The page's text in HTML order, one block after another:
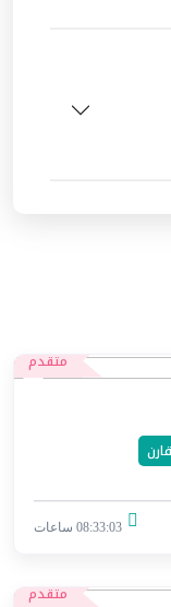
متقدم
قارن
08:33:03 ساعات
متقدم